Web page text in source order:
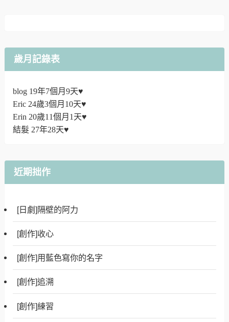
歲月記錄表
blog 19年7個月9天♥
Eric 24歲3個月10天♥
Erin 20歲11個月1天♥
結髮 27年28天♥
近期拙作
[日劇]隔壁的阿力
[創作]收心
[創作]用藍色寫你的名字
[創作]追溯
[創作]練習